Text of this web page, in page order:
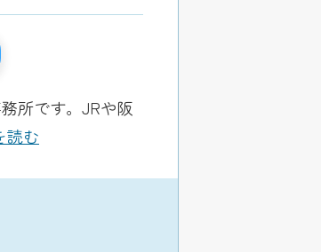
所です。JRや阪
読む